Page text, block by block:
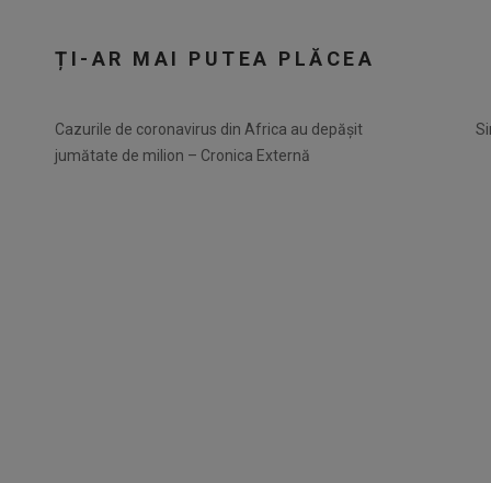
ȚI-AR MAI PUTEA PLĂCEA
Cazurile de coronavirus din Africa au depășit
jumătate de milion – Cronica Externă